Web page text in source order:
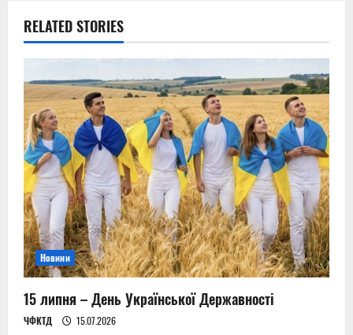
a
v
i
g
a
t
i
o
n
RELATED STORIES
Новини
15 липня – День Української Державності
ЧФКТД 15.07.2026